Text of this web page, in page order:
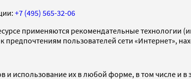
+7 (495) 565-32-06
применяются рекомендательные технологии
предпочтениям пользователей сети «Интернет»,
и использование их в любой форме, в том числе и